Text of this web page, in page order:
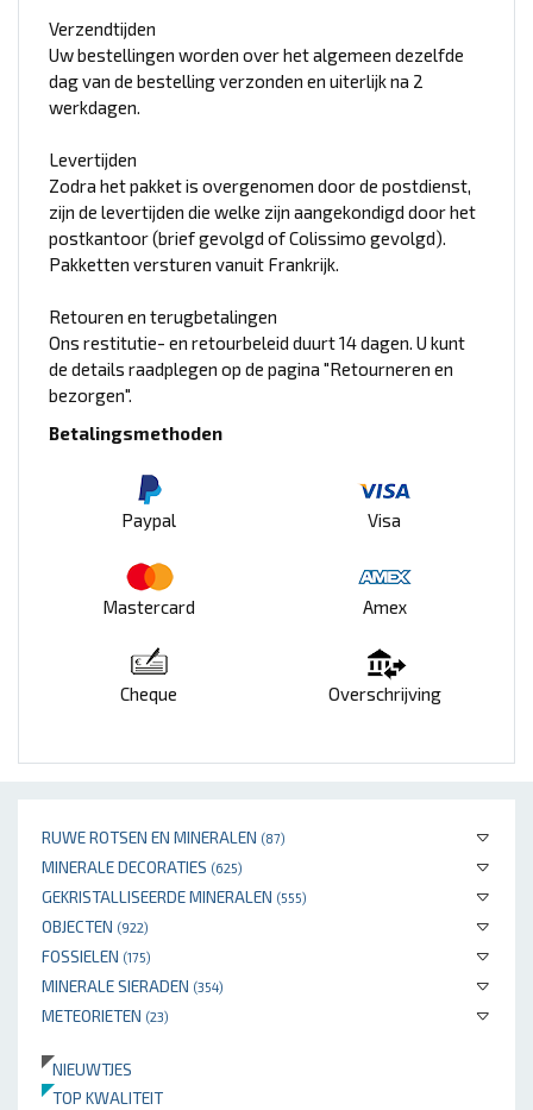
RUWE ROTSEN EN MINERALEN (87)
MINERALE DECORATIES (625)
GEKRISTALLISEERDE MINERALEN (555)
OBJECTEN (922)
FOSSIELEN (175)
MINERALE SIERADEN (354)
METEORIETEN (23)
NIEUWTJES
TOP KWALITEIT
Verzendtijden
Uw bestellingen worden over het algemeen dezelfde
dag van de bestelling verzonden en uiterlijk na 2
werkdagen.
Levertijden
Zodra het pakket is overgenomen door de postdienst,
zijn de levertijden die welke zijn aangekondigd door het
postkantoor (brief gevolgd of Colissimo gevolgd).
Pakketten versturen vanuit Frankrijk.
Retouren en terugbetalingen
Ons restitutie- en retourbeleid duurt 14 dagen. U kunt
de details raadplegen op de pagina "Retourneren en
bezorgen".
Betalingsmethoden
Paypal Visa
Mastercard Amex
Cheque Overschrijving